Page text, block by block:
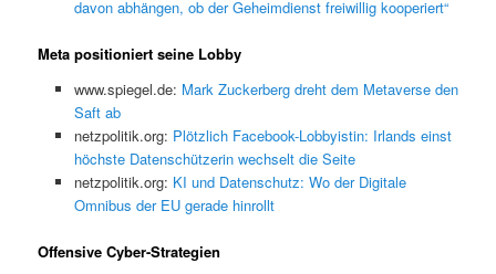
davon abhängen, ob der Geheimdienst freiwillig kooperiert“
Meta positioniert seine Lobby
www.spiegel.de: Mark Zuckerberg dreht dem Metaverse den
Saft ab
netzpolitik.org: Plötzlich Facebook-Lobbyistin: Irlands einst
höchste Datenschützerin wechselt die Seite
netzpolitik.org: KI und Datenschutz: Wo der Digitale
Omnibus der EU gerade hinrollt
Offensive Cyber-Strategien